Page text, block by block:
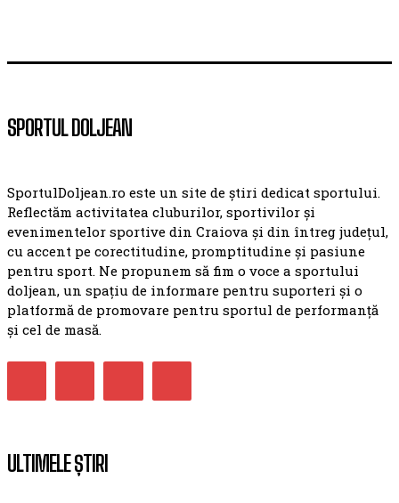
SPORTUL DOLJEAN
SportulDoljean.ro este un site de știri dedicat sportului.
Reflectăm activitatea cluburilor, sportivilor și
evenimentelor sportive din Craiova și din întreg județul,
cu accent pe corectitudine, promptitudine și pasiune
pentru sport. Ne propunem să fim o voce a sportului
doljean, un spațiu de informare pentru suporteri și o
platformă de promovare pentru sportul de performanță
și cel de masă.
ULTIMELE ȘTIRI